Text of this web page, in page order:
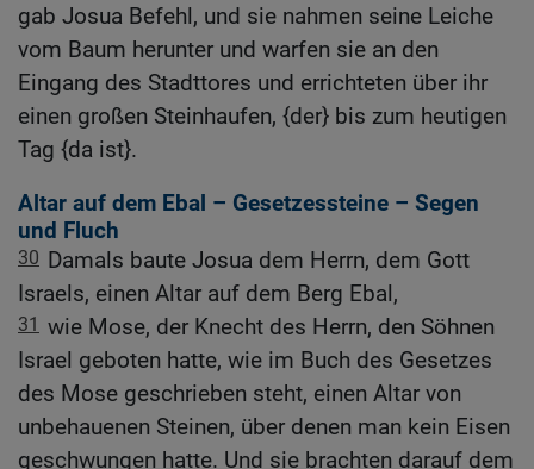
gab Josua Befehl, und sie nahmen seine Leiche
vom Baum herunter und warfen sie an den
Eingang des Stadttores und errichteten über ihr
einen großen Steinhaufen, {der} bis zum heutigen
Tag {da ist}.
Altar auf dem Ebal – Gesetzessteine – Segen
und Fluch
30 Damals baute Josua dem Herrn, dem Gott
Israels, einen Altar auf dem Berg Ebal,
31 wie Mose, der Knecht des Herrn, den Söhnen
Israel geboten hatte, wie im Buch des Gesetzes
des Mose geschrieben steht, einen Altar von
unbehauenen Steinen, über denen man kein Eisen
geschwungen hatte. Und sie brachten darauf dem